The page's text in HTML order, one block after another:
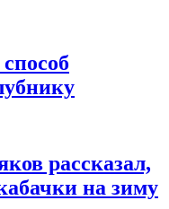
рассказал,
на зиму